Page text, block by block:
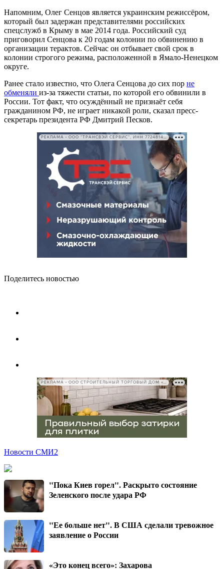
Напомним, Олег Сенцов является украинским режиссёром,
который был задержан представителями российских
спецслужб в Крыму в мае 2014 года. Российский суд
приговорил Сенцова к 20 годам колонии по обвинению в
организации терактов. Сейчас он отбывает свой срок в
колонии строгого режима, расположенной в Ямало-Ненецком
округе.
Ранее стало известно, что Олега Сенцова до сих пор не
обменяли из-за тяжести статьи, по которой его обвинили в
России. Тот факт, что осуждённый не признаёт себя
гражданином РФ, не играет никакой роли, сказал пресс-
секретарь президента РФ Дмитрий Песков.
РЕКЛАМА • ООО "ТРАНСВЭЙ СЕРВИС", ИНН 7724814198
Поделитесь новостью
РЕКЛАМА • ООО СТРОИТЕЛЬНЫЙ ТОРГОВЫЙ ДОМ «ПЕТРОВИЧ», ИНН 7802348846
Новости СМИ2
"Пока Киев горел". Раскрыто состояние
Зеленского после удара РФ
"Ее больше нет". В США сделали тревожное
заявление о России
«Это конец всего»: Захарова